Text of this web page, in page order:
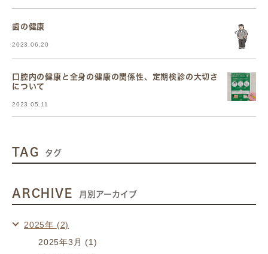
歯の健康
2023.06.20
口腔内の健康と全身の健康の関係性、定期検診の大切さ
について
2023.05.11
TAG タグ
ARCHIVE 月別アーカイブ
2025年 (2)
2025年3月 (1)